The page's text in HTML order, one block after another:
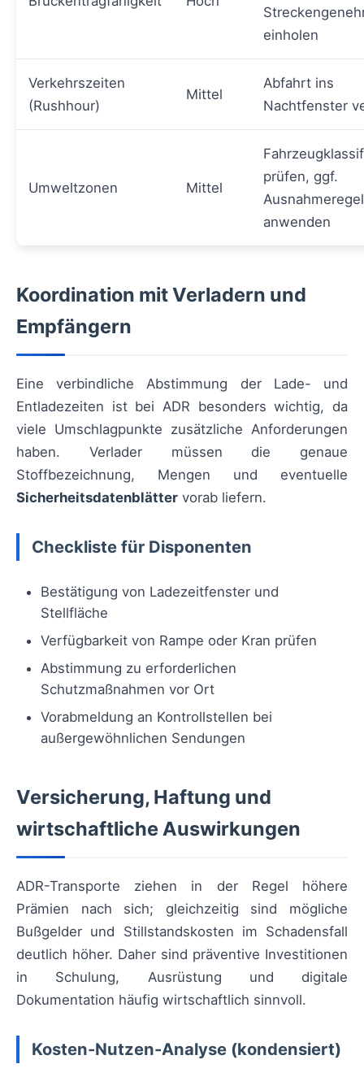
einholen
Verkehrszeiten
(Rushhour)
Mittel
Abfahrt ins
Nachtfenster
Umweltzonen Mittel
prüfen, ggf.
anwenden
Koordination mit Verladern und
Empfängern
Eine verbindliche Abstimmung der Lade- und
Entladezeiten ist bei ADR besonders wichtig, da
viele Umschlagpunkte zusätzliche Anforderungen
haben. Verlader müssen die genaue
Stoffbezeichnung, Mengen und eventuelle
Sicherheitsdatenblätter vorab liefern.
Checkliste für Disponenten
Bestätigung von Ladezeitfenster und
Stellfläche
Verfügbarkeit von Rampe oder Kran prüfen
Abstimmung zu erforderlichen
Schutzmaßnahmen vor Ort
Vorabmeldung an Kontrollstellen bei
außergewöhnlichen Sendungen
Versicherung, Haftung und
wirtschaftliche Auswirkungen
ADR-Transporte ziehen in der Regel höhere
Prämien nach sich; gleichzeitig sind mögliche
Bußgelder und Stillstandskosten im Schadensfall
deutlich höher. Daher sind präventive Investitionen
in Schulung, Ausrüstung und digitale
Dokumentation häufig wirtschaftlich sinnvoll.
Kosten-Nutzen-Analyse (kondensiert)